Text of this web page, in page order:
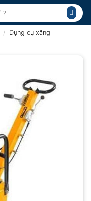
/ Dụng cụ xăng